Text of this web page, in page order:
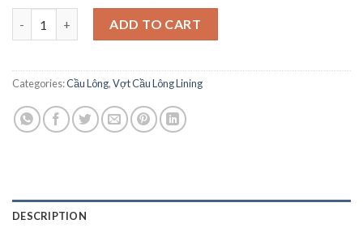
ADD TO CART
Categories:Cầu Lông,Vợt Cầu Lông Lining
DESCRIPTION